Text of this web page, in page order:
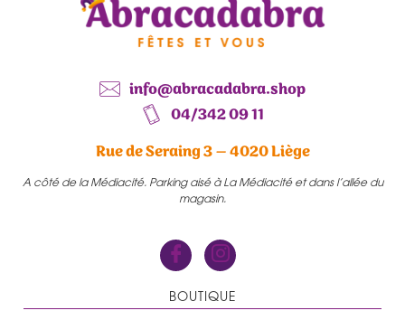
info@abracadabra.shop
04/342 09 11
Rue de Seraing 3 – 4020 Liège
A côté de la Médiacité. Parking aisé à La Médiacité et dans l’allée du
magasin.
BOUTIQUE